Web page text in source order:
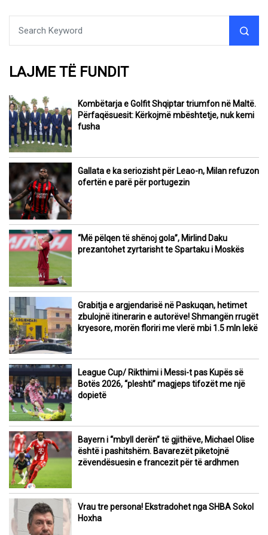
LAJME TË FUNDIT
Kombëtarja e Golfit Shqiptar triumfon në Maltë.
Përfaqësuesit: Kërkojmë mbështetje, nuk kemi
fusha
Gallata e ka seriozisht për Leao-n, Milan refuzon
ofertën e parë për portugezin
“Më pëlqen të shënoj gola”, Mirlind Daku
prezantohet zyrtarisht te Spartaku i Moskës
Grabitja e argjendarisë në Paskuqan, hetimet
zbulojnë itinerarin e autorëve! Shmangën rrugët
kryesore, morën floriri me vlerë mbi 1.5 mln lekë
League Cup/ Rikthimi i Messi-t pas Kupës së
Botës 2026, “pleshti” magjeps tifozët me një
dopietë
Bayern i “mbyll derën” të gjithëve, Michael Olise
është i pashitshëm. Bavarezët piketojnë
zëvendësuesin e francezit për të ardhmen
Vrau tre persona! Ekstradohet nga SHBA Sokol
Hoxha